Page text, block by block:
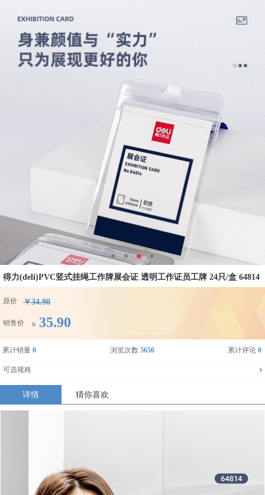
得力(deli)PVC竖式挂绳工作牌展会证 透明工作证员工牌 24只/盒 64814
原价 ￥34.90
销售价 ￥ 35.90
累计销量 0 浏览次数 5656 累计评论 0
可选规格
详情 猜你喜欢